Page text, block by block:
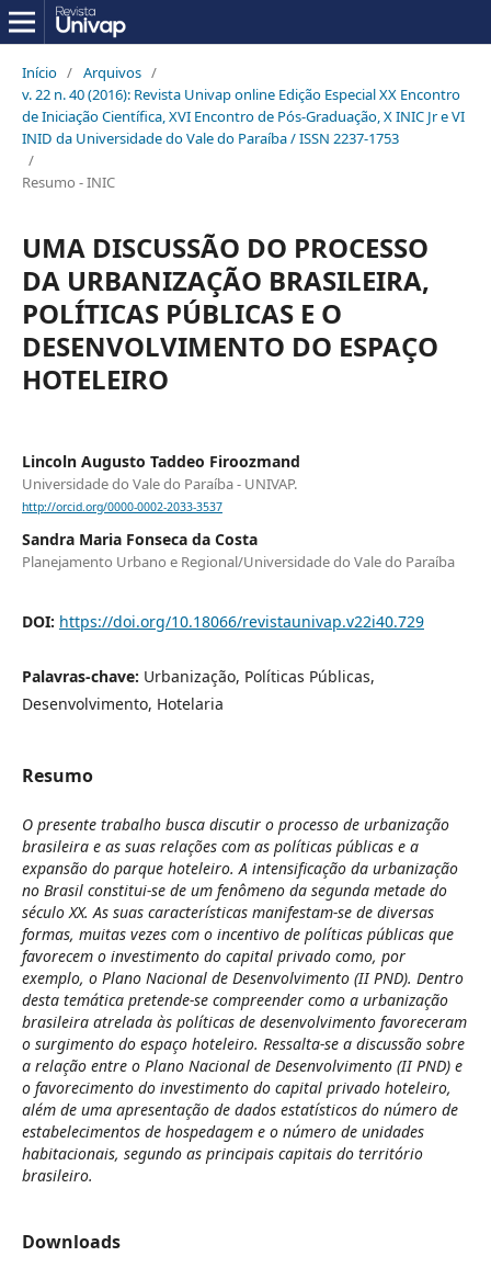
Início / Arquivos /
v. 22 n. 40 (2016): Revista Univap online Edição Especial XX Encontro
de Iniciação Científica, XVI Encontro de Pós-Graduação, X INIC Jr e VI
INID da Universidade do Vale do Paraíba / ISSN 2237-1753
/
Resumo - INIC
UMA DISCUSSÃO DO PROCESSO
DA URBANIZAÇÃO BRASILEIRA,
POLÍTICAS PÚBLICAS E O
DESENVOLVIMENTO DO ESPAÇO
HOTELEIRO
Lincoln Augusto Taddeo Firoozmand
Universidade do Vale do Paraíba - UNIVAP.
http://orcid.org/0000-0002-2033-3537
Sandra Maria Fonseca da Costa
Planejamento Urbano e Regional/Universidade do Vale do Paraíba
DOI: https://doi.org/10.18066/revistaunivap.v22i40.729
Palavras-chave: Urbanização, Políticas Públicas,
Desenvolvimento, Hotelaria
Resumo
O presente trabalho busca discutir o processo de urbanização
brasileira e as suas relações com as políticas públicas e a
expansão do parque hoteleiro. A intensificação da urbanização
no Brasil constitui-se de um fenômeno da segunda metade do
século XX. As suas características manifestam-se de diversas
formas, muitas vezes com o incentivo de políticas públicas que
favorecem o investimento do capital privado como, por
exemplo, o Plano Nacional de Desenvolvimento (II PND). Dentro
desta temática pretende-se compreender como a urbanização
brasileira atrelada às políticas de desenvolvimento favoreceram
o surgimento do espaço hoteleiro. Ressalta-se a discussão sobre
a relação entre o Plano Nacional de Desenvolvimento (II PND) e
o favorecimento do investimento do capital privado hoteleiro,
além de uma apresentação de dados estatísticos do número de
estabelecimentos de hospedagem e o número de unidades
habitacionais, segundo as principais capitais do território
brasileiro.
Downloads